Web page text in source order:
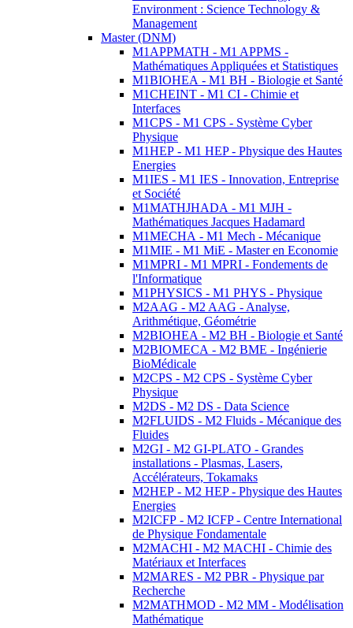
Environment : Science Technology &
Management
Master (DNM)
M1APPMATH - M1 APPMS -
Mathématiques Appliquées et Statistiques
M1BIOHEA - M1 BH - Biologie et Santé
M1CHEINT - M1 CI - Chimie et
Interfaces
M1CPS - M1 CPS - Système Cyber
Physique
M1HEP - M1 HEP - Physique des Hautes
Energies
M1IES - M1 IES - Innovation, Entreprise
et Société
M1MATHJHADA - M1 MJH -
Mathématiques Jacques Hadamard
M1MECHA - M1 Mech - Mécanique
M1MIE - M1 MiE - Master en Economie
M1MPRI - M1 MPRI - Fondements de
l'Informatique
M1PHYSICS - M1 PHYS - Physique
M2AAG - M2 AAG - Analyse,
Arithmétique, Géométrie
M2BIOHEA - M2 BH - Biologie et Santé
M2BIOMECA - M2 BME - Ingénierie
BioMédicale
M2CPS - M2 CPS - Système Cyber
Physique
M2DS - M2 DS - Data Science
M2FLUIDS - M2 Fluids - Mécanique des
Fluides
M2GI - M2 GI-PLATO - Grandes
installations - Plasmas, Lasers,
Accélérateurs, Tokamaks
M2HEP - M2 HEP - Physique des Hautes
Energies
M2ICFP - M2 ICFP - Centre International
de Physique Fondamentale
M2MACHI - M2 MACHI - Chimie des
Matériaux et Interfaces
M2MARES - M2 PBR - Physique par
Recherche
M2MATHMOD - M2 MM - Modélisation
Mathématique